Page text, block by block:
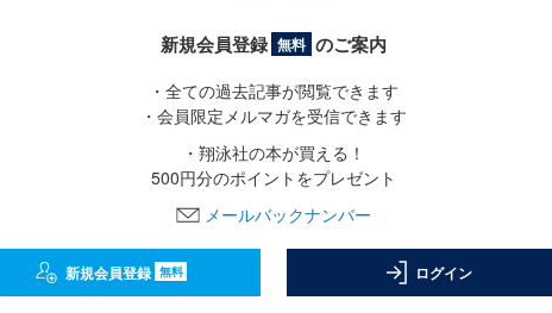
新規会員登録 無料 のご案内
・全ての過去記事が閲覧できます
・会員限定メルマガを受信できます
・翔泳社の本が買える！
500円分のポイントをプレゼント
メールバックナンバー
新規会員登録 無料 ログイン